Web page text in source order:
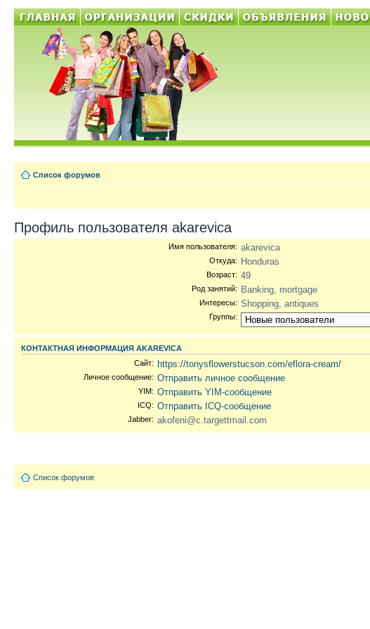
Список форумов
Профиль пользователя akarevica
Имя пользователя: akarevica
Откуда: Honduras
Возраст: 49
Род занятий: Banking, mortgage
Интересы: Shopping, antiques
Группы:
КОНТАКТНАЯ ИНФОРМАЦИЯ AKAREVICA
Сайт: https://tonysflowerstucson.com/eflora-cream/
Личное сообщение: Отправить личное сообщение
YIM: Отправить YIM-сообщение
ICQ: Отправить ICQ-сообщение
Jabber: akofeni@c.targettmail.com
Список форумов